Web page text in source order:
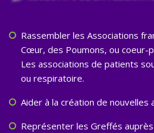
Rassembler les Associations
Cœur, des Poumons, ou coeur-
Les associations de patients
ou respiratoire.
Aider à la création de nouvelles
Représenter les Greffés